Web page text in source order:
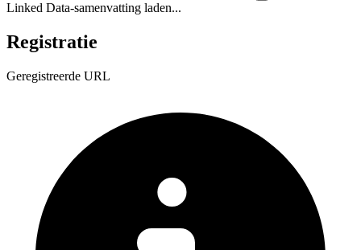
Linked Data-samenvatting laden...
Registratie
Geregistreerde URL